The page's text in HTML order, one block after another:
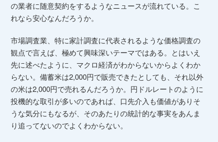
の業者に随意契約をするようなニュースが流れている。こ
れなら安心なんだろうか。
市場調査業、特に家計調査に代表されるような価格調査の
観点で言えば、極めて興味深いテーマではある。とはいえ
先に述べたように、マクロ経済がわからないからよくわか
らない。備蓄米は2,000円で販売できたとしても、それ以外
の米は2,000円で売れるんだろうか。円ドルレートのように
投機的な取引が多いのであれば、口先介入も価値がありそ
うな気分にもなるが、そのあたりの統計的な事実をあんま
り追ってないのでよくわからない。